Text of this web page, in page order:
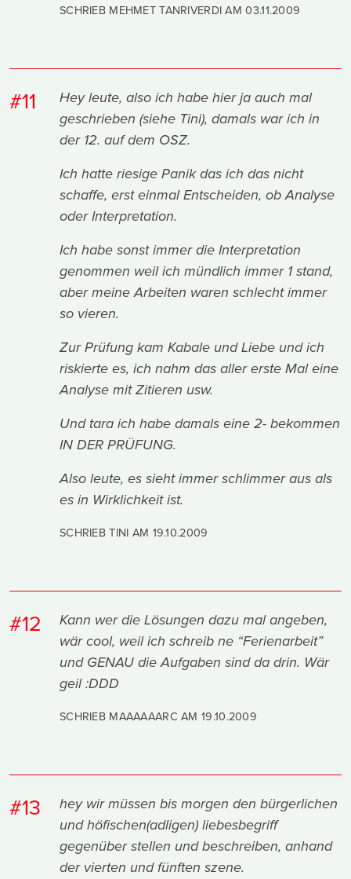
SCHRIEB MEHMET TANRIVERDI AM03.11.2009
#11
Hey leute, also ich habe hier ja auch mal
geschrieben (siehe Tini), damals war ich in
der 12. auf dem OSZ.
Ich hatte riesige Panik das ich das nicht
schaffe, erst einmal Entscheiden, ob Analyse
oder Interpretation.
Ich habe sonst immer die Interpretation
genommen weil ich mündlich immer 1 stand,
aber meine Arbeiten waren schlecht immer
so vieren.
Zur Prüfung kam Kabale und Liebe und ich
riskierte es, ich nahm das aller erste Mal eine
Analyse mit Zitieren usw.
Und tara ich habe damals eine 2- bekommen
IN DER PRÜFUNG.
Also leute, es sieht immer schlimmer aus als
es in Wirklichkeit ist.
SCHRIEB TINI AM 19.10.2009
#12
Kann wer die Lösungen dazu mal angeben,
wär cool, weil ich schreib ne “Ferienarbeit”
und GENAU die Aufgaben sind da drin. Wär
geil :DDD
SCHRIEB MAAAAAARC AM19.10.2009
#13
hey wir müssen bis morgen den bürgerlichen
und höfischen(adligen) liebesbegriff
gegenüber stellen und beschreiben, anhand
der vierten und fünften szene.